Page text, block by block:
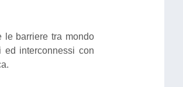
le barriere tra mondo
ed interconnessi con